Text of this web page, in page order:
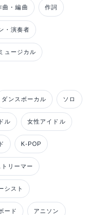
曲・編曲 作詞
・演奏者
ュージカル
ダンスボーカル ソロ
ル 女性アイドル
K-POP
リーマー
シスト
ード アニソン